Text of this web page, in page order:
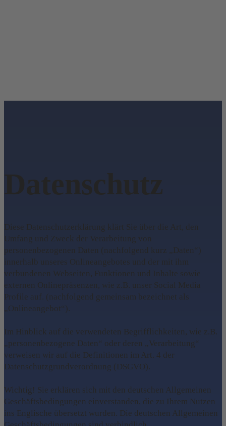
Datenschutz
Diese Datenschutzerklärung klärt Sie über die Art, den
Umfang und Zweck der Verarbeitung von
personenbezogenen Daten (nachfolgend kurz „Daten“)
innerhalb unseres Onlineangebotes und der mit ihm
verbundenen Webseiten, Funktionen und Inhalte sowie
externen Onlinepräsenzen, wie z.B. unser Social Media
Profile auf. (nachfolgend gemeinsam bezeichnet als
„Onlineangebot“).
Im Hinblick auf die verwendeten Begrifflichkeiten, wie z.B.
„personenbezogene Daten“ oder deren „Verarbeitung“
verweisen wir auf die Definitionen im Art. 4 der
Datenschutzgrundverordnung (DSGVO).
Wichtig! Sie erklären sich mit den deutschen Allgemeinen
Geschäftsbedingungen einverstanden, die zu Ihrem Nutzen
ins Englische übersetzt wurden. Die deutschen Allgemeinen